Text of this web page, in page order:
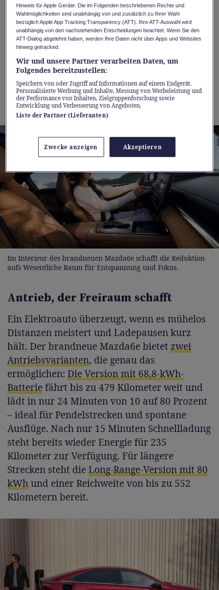
Das Ansprechverhalten des Fahrzeugs, das
intuitive Lenkgefühl und die durchdachten
Assistenzsysteme tragen alle dazu bei, dass
Fahren wieder zu dem wird, was es einmal
war: eine persönliche, fokussierte Erfahrung.
Oder, wie Mazda es nennt:Jinba Ittai– die
Einheit von Fahrer und Fahrzeug.
Im Interieur des brandneuen Mazda6e schafft die Reduktion
aufs Wesentliche Raum für Entspannung und Fokus.
Antrieb, der Freiraum schafft
Ein Elektroauto überzeugt, wenn es mühelos
Distanzen meistert und Ladepausen kurz
hält. Der brandneue Mazda6e bietet zwei
Antriebsvarianten, die genau das
ermöglichen: Die Version mit 68,8-kWh-
Batteriefährt bis zu 479 Kilometer weit und
lädt in nur 24 Minuten von 10 auf 80 Prozent
– ideal für Pendelstrecken und spontane
Ausflüge. Nach nur 15 Minuten Schnellladung
steht bereits wieder Energie für 235
Kilometer zur Verfügung. Für längere
Strecken steht dieLong-Range-Version mit 80
kWhund einer Reichweite von bis zu 552
Kilometern bereit.
Hinweis für Apple Geräte: Die im Folgenden beschriebenen Rechte und
Wahlmöglichkeiten sind unabhängig von und zusätzlich zu Ihrer Wahl
bezüglich Apple App Tracking Transparency (ATT). Ihre ATT-Auswahl wird
unabhängig von den nachstehenden Entscheidungen beachtet. Wenn Sie den
ATT-Dialog abgelehnt haben, werden Ihre Daten nicht über Apps und Websites
hinweg getracked.
Wir und unsere Partner verarbeiten Daten, um
Folgendes bereitzustellen:
Speichern von oder Zugriff auf Informationen auf einem Endgerät.
Personalisierte Werbung und Inhalte, Messung von Werbeleistung und
der Performance von Inhalten, Zielgruppenforschung sowie
Entwicklung und Verbesserung von Angeboten.
Liste der Partner (Lieferanten)
Zwecke anzeigen Akzeptieren